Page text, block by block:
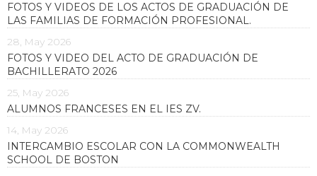
FOTOS Y VIDEOS DE LOS ACTOS DE GRADUACIÓN DE
LAS FAMILIAS DE FORMACIÓN PROFESIONAL.
28, May 2026
FOTOS Y VIDEO DEL ACTO DE GRADUACIÓN DE
BACHILLERATO 2026
25, May 2026
ALUMNOS FRANCESES EN EL IES ZV.
14, May 2026
INTERCAMBIO ESCOLAR CON LA COMMONWEALTH
SCHOOL DE BOSTON